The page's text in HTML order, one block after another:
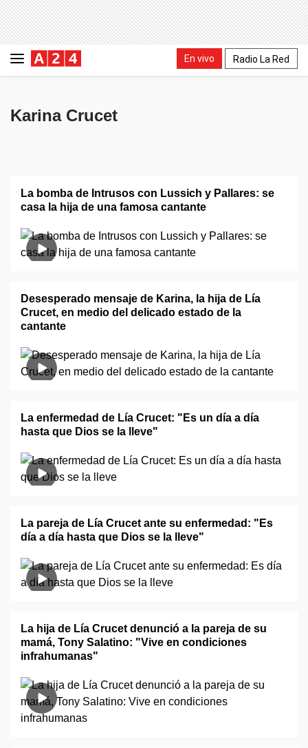
En vivo Radio La Red
Karina Crucet
La bomba de Intrusos con Lussich y Pallares: se
casa la hija de una famosa cantante
Desesperado mensaje de Karina, la hija de Lía
Crucet, en medio del delicado estado de la
cantante
La enfermedad de Lía Crucet: "Es un día a día
hasta que Dios se la lleve"
La pareja de Lía Crucet ante su enfermedad: "Es
día a día hasta que Dios se la lleve"
La hija de Lía Crucet denunció a la pareja de su
mamá, Tony Salatino: "Vive en condiciones
infrahumanas"